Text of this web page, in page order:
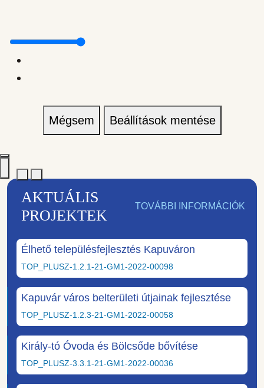
Mégsem Beállítások mentése
AKTUÁLIS
PROJEKTEK
TOVÁBBI INFORMÁCIÓK
Élhető településfejlesztés Kapuváron
TOP_PLUSZ-1.2.1-21-GM1-2022-00098
Kapuvár város belterületi útjainak fejlesztése
TOP_PLUSZ-1.2.3-21-GM1-2022-00058
Király-tó Óvoda és Bölcsőde bővítése
TOP_PLUSZ-3.3.1-21-GM1-2022-00036